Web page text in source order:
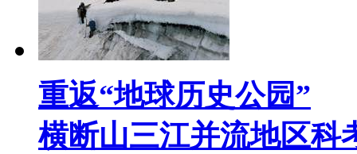
重返“地球历史公园”
横断山三江并流地区科